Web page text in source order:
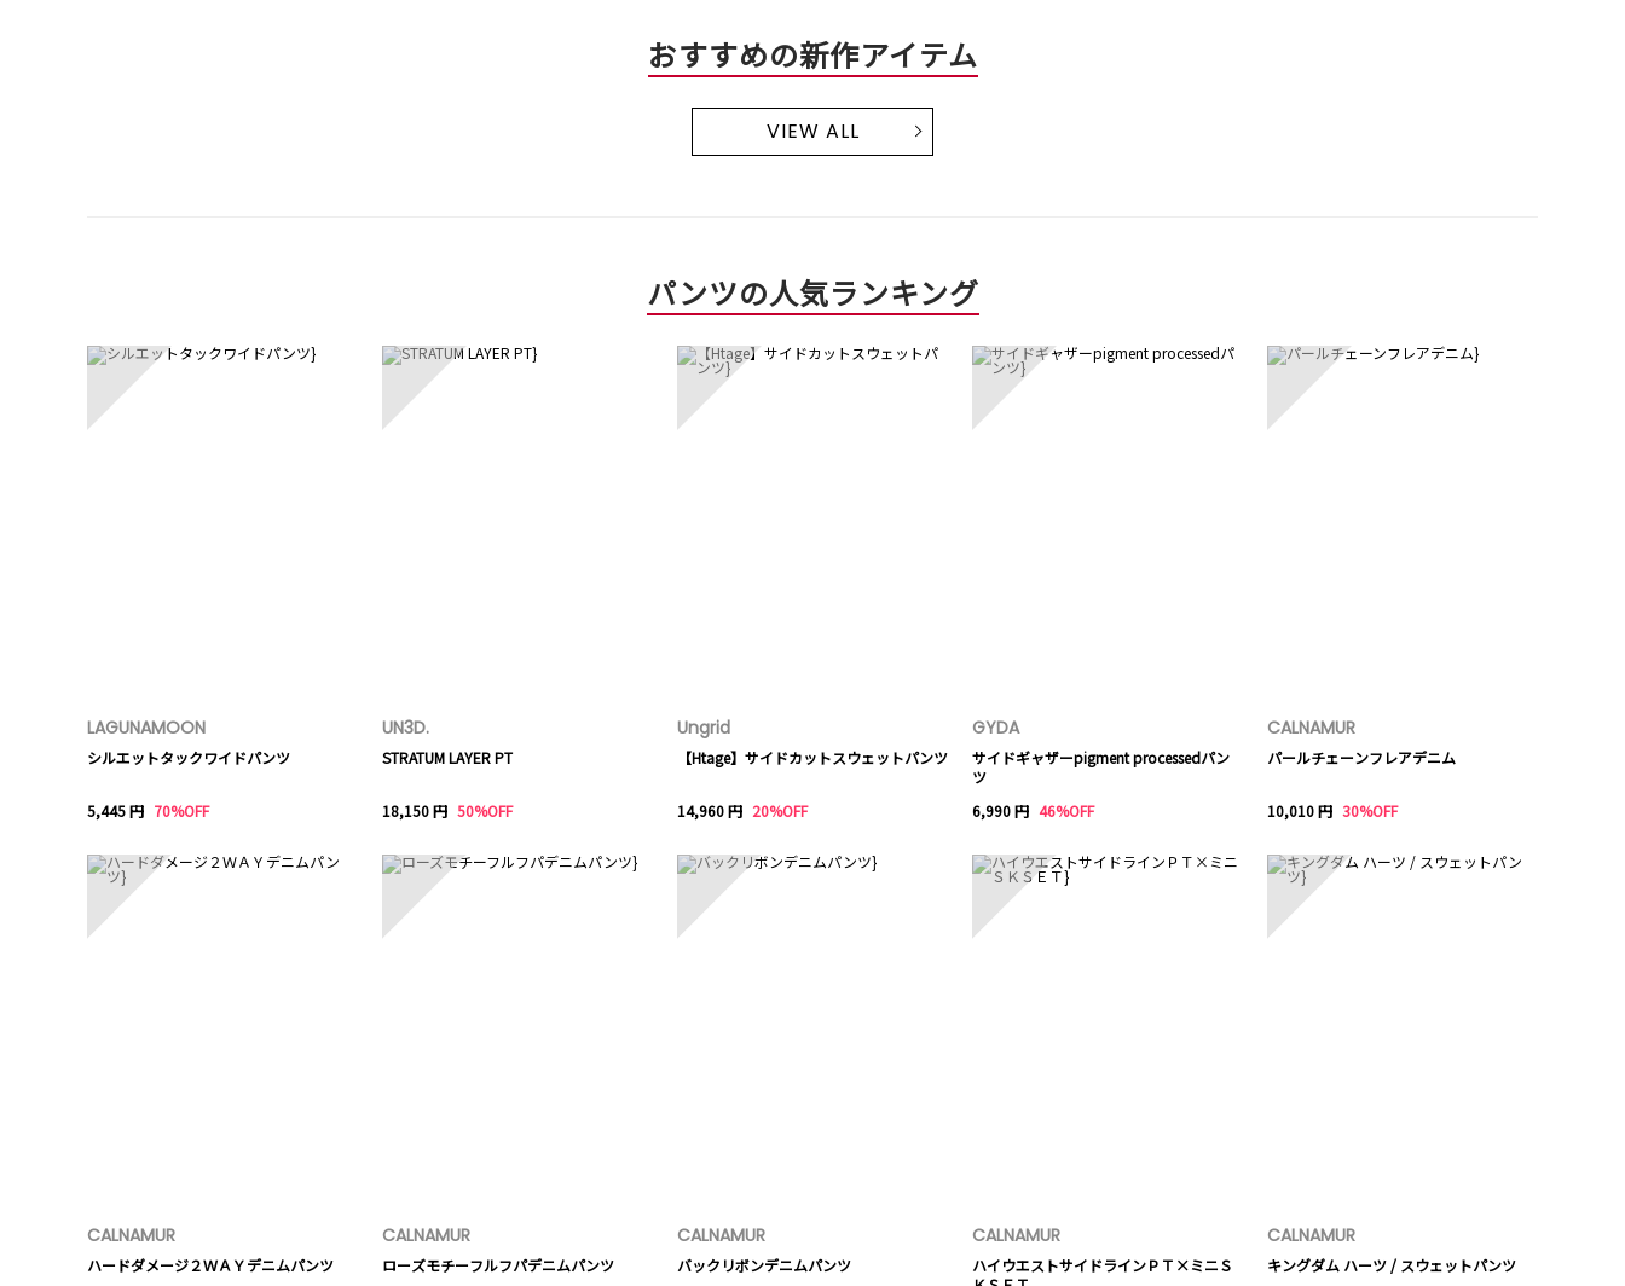
おすすめの新作アイテム
VIEW ALL
パンツの人気ランキング
LAGUNAMOON
シルエットタックワイドパンツ
5,445 円 70%OFF
UN3D.
STRATUM LAYER PT
18,150 円 50%OFF
Ungrid
【Htage】サイドカットスウェットパンツ
14,960 円 20%OFF
GYDA
サイドギャザーpigment processedパン
ツ
6,990 円 46%OFF
CALNAMUR
パールチェーンフレアデニム
10,010 円 30%OFF
CALNAMUR
ハードダメージ２ＷＡＹデニムパンツ
CALNAMUR
ローズモチーフルフパデニムパンツ
CALNAMUR
バックリボンデニムパンツ
CALNAMUR
ハイウエストサイドラインＰＴ×ミニＳ
CALNAMUR
キングダム ハーツ / スウェットパンツ